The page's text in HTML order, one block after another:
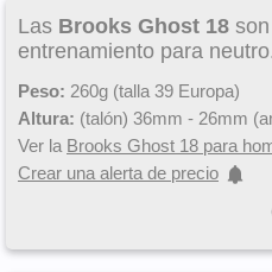
Las Brooks Ghost 18
entrenamiento para
Peso: 260g (talla 39 Europa)
Altura: (talón) 36mm - 26mm
Ver la Brooks Ghost 18 para
Crear una alerta de precio